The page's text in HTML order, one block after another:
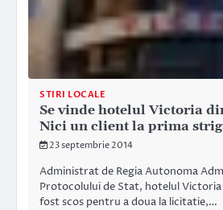
STIRI LOCALE
Se vinde hotelul Victoria
Nici un client la prima
23 septembrie 2014
Administrat de Regia Autonoma
Protocolului de Stat, hotelul
fost scos pentru a doua la licitatie,…